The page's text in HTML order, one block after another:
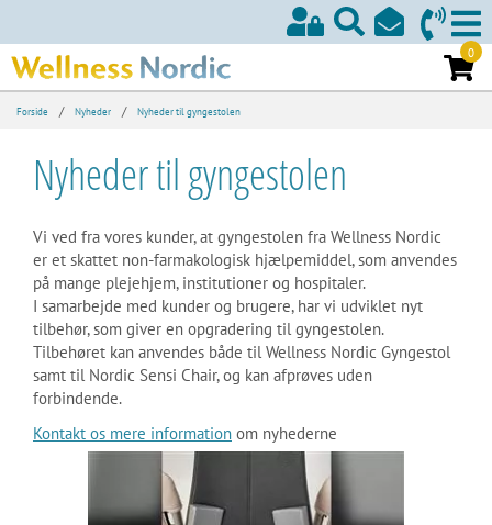
0
Forside / Nyheder / Nyheder til gyngestolen
Nyheder til gyngestolen
Vi ved fra vores kunder, at gyngestolen fra Wellness Nordic
er et skattet non-farmakologisk hjælpemiddel, som anvendes
på mange plejehjem, institutioner og hospitaler.
I samarbejde med kunder og brugere, har vi udviklet nyt
tilbehør, som giver en opgradering til gyngestolen.
Tilbehøret kan anvendes både til Wellness Nordic Gyngestol
samt til Nordic Sensi Chair, og kan afprøves uden
forbindende.
Kontakt os mere information om nyhederne